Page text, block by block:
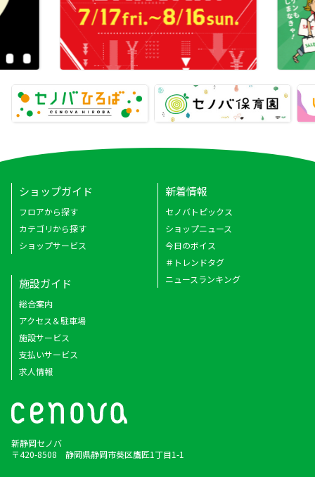
ショップガイド
フロアから探す
カテゴリから探す
ショップサービス
新着情報
セノバトピックス
ショップニュース
今日のボイス
＃トレンドタグ
ニュースランキング
施設ガイド
総合案内
アクセス＆駐車場
施設サービス
支払いサービス
求人情報
新静岡セノバ
〒420-8508 静岡県静岡市葵区鷹匠1丁目1-1